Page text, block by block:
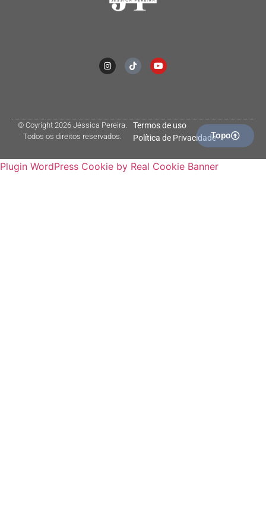
© Coyright 2026 Jéssica Pereira.
Todos os direitos reservados.
Termos de uso
Política de PrivacidadeTopo
Plugin WordPress Cookie by Real Cookie Banner